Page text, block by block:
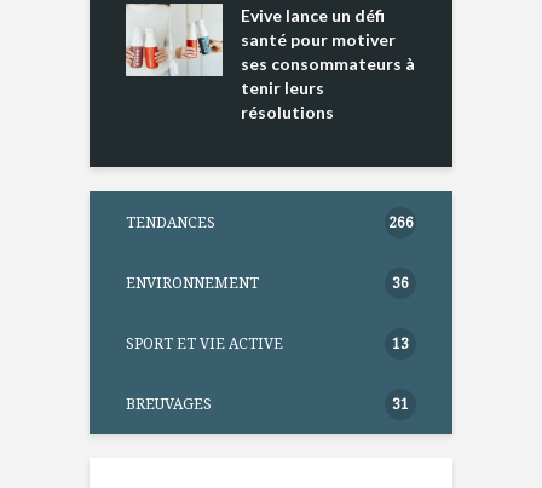
Evive lance un défi
santé pour motiver
ses consommateurs à
tenir leurs
résolutions
TENDANCES 266
ENVIRONNEMENT 36
SPORT ET VIE ACTIVE 13
BREUVAGES 31